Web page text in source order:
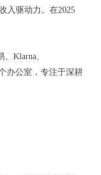
入驱动力。在2025
Klarna、
办公室，专注于深耕